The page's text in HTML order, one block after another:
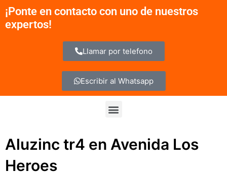
contenido
¡Ponte en contacto con uno de nuestros
expertos!
Llamar por telefono
Escribir al Whatsapp
Menu
Aluzinc tr4 en Avenida Los
Heroes